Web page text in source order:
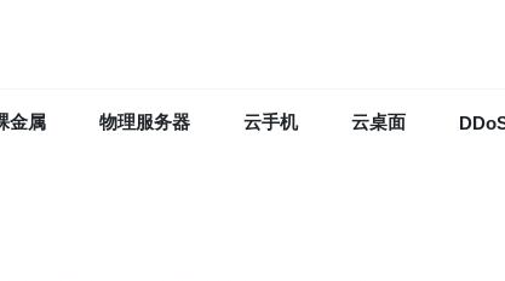
金属 物理服务器 云手机 云桌面